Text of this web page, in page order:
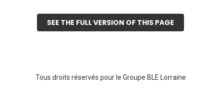
SEE THE FULL VERSION OF THIS PAGE
Tous droits réservés pour le Groupe BLE Lorraine